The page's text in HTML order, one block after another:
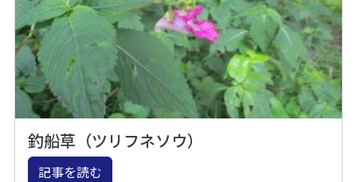
釣船草（ツリフネソウ）
記事を読む